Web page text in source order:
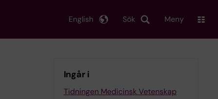
Sök
English Meny
Ingår i
Tidningen Medicinsk Vetenskap